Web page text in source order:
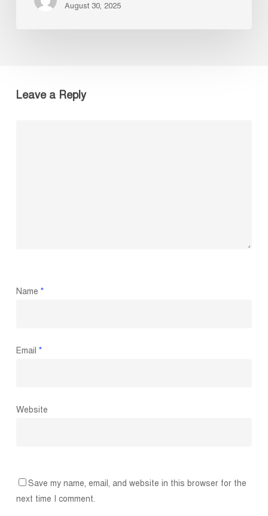
August 30, 2025
Leave a Reply
Name *
Email *
Website
Save my name, email, and website in this browser for the
next time I comment.